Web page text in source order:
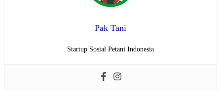
Pak Tani
Startup Sosial Petani Indonesia